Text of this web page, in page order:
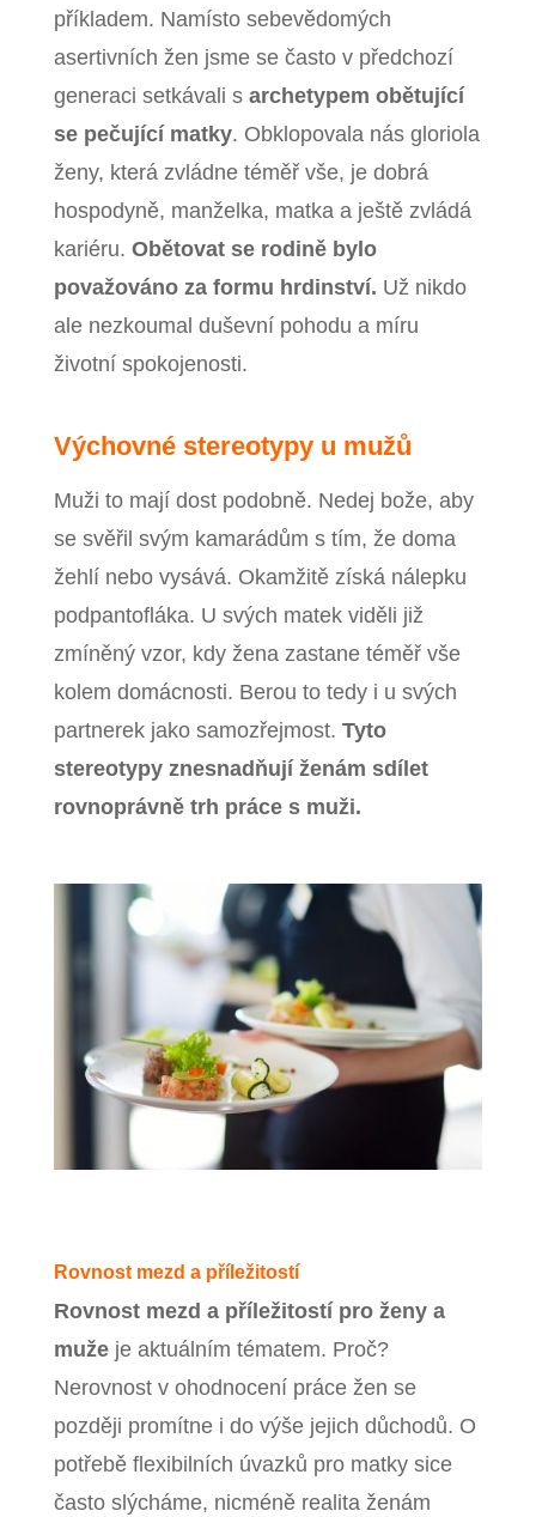
příkladem. Namísto sebevědomých
asertivních žen jsme se často v předchozí
generaci setkávali s archetypem obětující
se pečující matky. Obklopovala nás gloriola
ženy, která zvládne téměř vše, je dobrá
hospodyně, manželka, matka a ještě zvládá
kariéru. Obětovat se rodině bylo
považováno za formu hrdinství. Už nikdo
ale nezkoumal duševní pohodu a míru
životní spokojenosti.
Výchovné stereotypy u mužů
Muži to mají dost podobně. Nedej bože, aby
se svěřil svým kamarádům s tím, že doma
žehlí nebo vysává. Okamžitě získá nálepku
podpantofláka. U svých matek viděli již
zmíněný vzor, kdy žena zastane téměř vše
kolem domácnosti. Berou to tedy i u svých
partnerek jako samozřejmost. Tyto
stereotypy znesnadňují ženám sdílet
rovnoprávně trh práce s muži.
Rovnost mezd a příležitostí
Rovnost mezd a příležitostí pro ženy a
mužeje aktuálním tématem. Proč?
Nerovnost v ohodnocení práce žen se
později promítne i do výše jejich důchodů. O
potřebě flexibilních úvazků pro matky sice
často slýcháme, nicméně realita ženám